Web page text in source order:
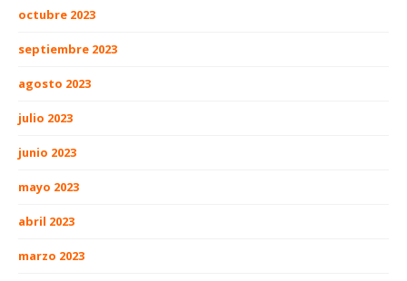
octubre 2023
septiembre 2023
agosto 2023
julio 2023
junio 2023
mayo 2023
abril 2023
marzo 2023